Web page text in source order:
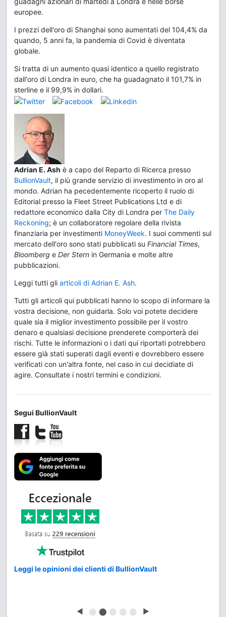
europee.
I prezzi dell'oro di Shanghai sono aumentati del 104,4% da
quando, 5 anni fa, la pandemia di Covid è diventata
globale.
Si tratta di un aumento quasi identico a quello registrato
dall'oro di Londra in euro, che ha guadagnato il 101,7% in
sterline e il 99,9% in dollari.
Adrian E. Ash è a capo del Reparto di Ricerca presso
BullionVault, il più grande servizio di investimento in oro al
mondo. Adrian ha pecedentemente ricoperto il ruolo di
Editorial presso la Fleet Street Publications Ltd e di
redattore economico dalla City di Londra per The Daily
Reckoning; è un collaboratore regolare della rivista
finanziaria per investimenti MoneyWeek. I suoi commenti sul
mercato dell'oro sono stati pubblicati su Financial Times,
Bloomberg e Der Stern in Germania e molte altre
pubblicazioni.
Leggi tutti gli articoli di Adrian E. Ash.
Tutti gli articoli qui pubblicati hanno lo scopo di informare la
vostra decisione, non guidarla. Solo voi potete decidere
quale sia il miglior investimento possibile per il vostro
denaro e qualsiasi decisione prenderete comporterà dei
rischi. Tutte le informazioni o i dati qui riportati potrebbero
essere già stati superati dagli eventi e dovrebbero essere
verificati con un'altra fonte, nel caso in cui decidiate di
agire. Consultate i nostri termini e condizioni.
Segui BullionVault
Leggi le opinioni dei clienti di BullionVault
◀ ⬤ ⬤ ⬤ ⬤ ⬤ ▶